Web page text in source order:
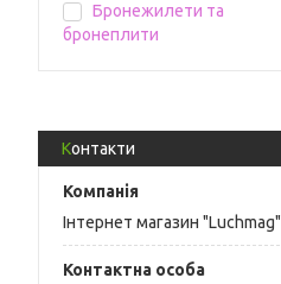
Бронежилети та
бронеплити
Контакти
Інтернет магазин "Luchmag"